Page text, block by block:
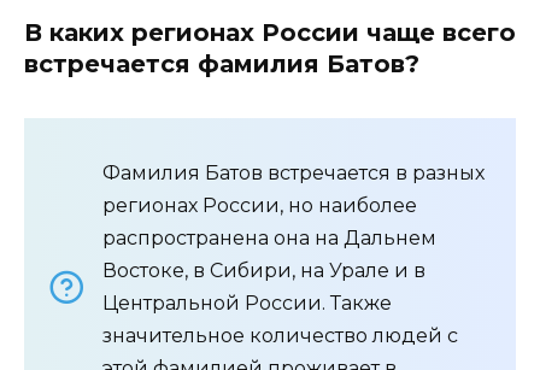
В каких регионах России чаще всего
встречается фамилия Батов?
Фамилия Батов встречается в разных
регионах России, но наиболее
распространена она на Дальнем
Востоке, в Сибири, на Урале и в
Центральной России. Также
значительное количество людей с